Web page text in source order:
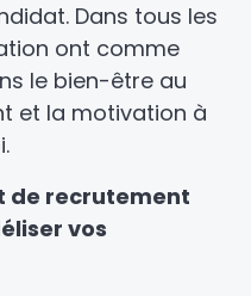
Dans tous les
ont comme
le bien-être au
et la motivation à
de recrutement
vos